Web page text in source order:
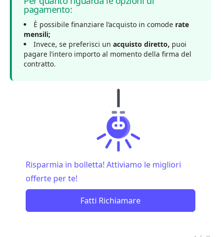
pagamento:
È possibile finanziare l’acquisto in comode rate
mensili;
Invece, se preferisci un acquisto diretto, puoi
pagare l’intero importo al momento della firma del
contratto.
Risparmia in bolletta! Attiviamo le migliori
offerte per te!
Fatti Richiamare